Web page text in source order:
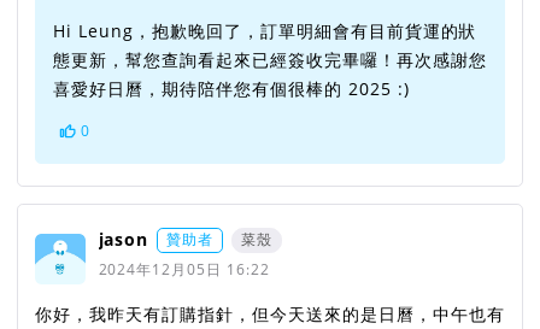
Hi Leung，抱歉晚回了，訂單明細會有目前貨運的狀
態更新，幫您查詢看起來已經簽收完畢囉！再次感謝您
喜愛好日曆，期待陪伴您有個很棒的 2025 :)
0
jason 贊助者
菜殼
2024年12月05日 16:22
你好，我昨天有訂購指針，但今天送來的是日曆，中午也有